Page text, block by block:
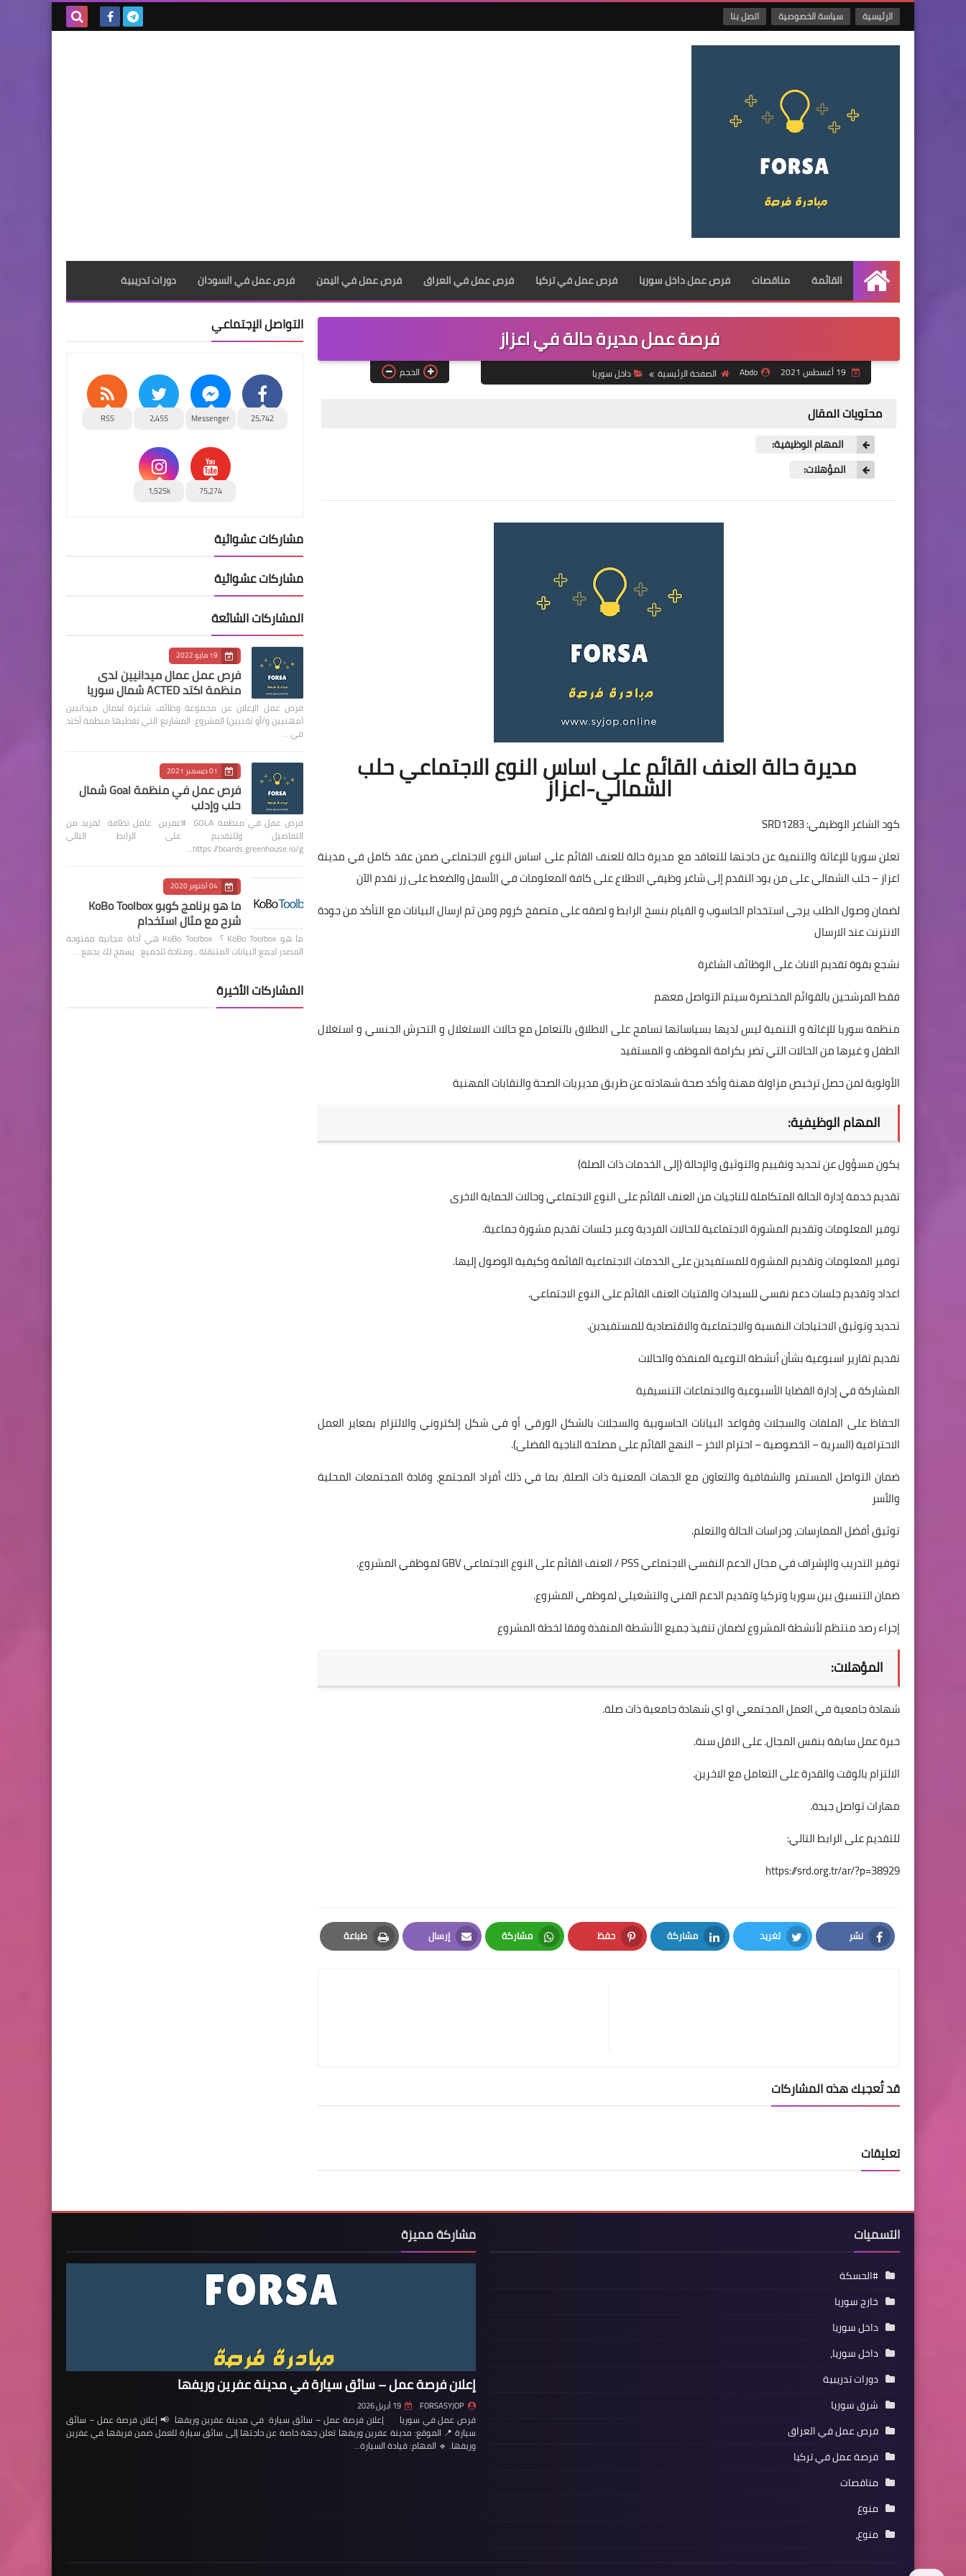
الرئيسية سياسة الخصوصية اتصل بنا
الرئيسية
القائمة مناقصات فرص عمل داخل سوريا فرص عمل في تركيا فرص عمل في العراق فرص عمل في اليمن فرص عمل في السودان دورات تدريبية
فرصة عمل مديرة حالة في اعزاز
Abdo الصفحة الرئيسية داخل سوريا الحجم
محتويات المقال
المهام الوظيفية:
المؤهلات:
مديرة حالة العنف القائم على اساس النوع الاجتماعي حلب
الشمالي-اعزاز
كود الشاغر الوظيفي: SRD1283
تعلن سوريا للإغاثة والتنمية عن حاجتها للتعاقد مع مديرة حالة للعنف القائم على اساس النوع الاجتماعي ضمن عقد كامل في مدينة
اعزاز – حلب الشمالي على من يود التقدم إلى شاغر وظيفي الاطلاع على كافة المعلومات في الأسفل والضغط على زر تقدم الآن
لضمان وصول الطلب يرجى استخدام الحاسوب و القيام بنسخ الرابط و لصقه على متصفح كروم ومن ثم ارسال البيانات مع التأكد من جودة
الانترنت عند الارسال
نشجع بقوة تقديم الاناث على الوظائف الشاغرة
فقط المرشحين بالقوائم المختصرة سيتم التواصل معهم
منظمة سوريا للإغاثة و التنمية ليس لديها بسياساتها تسامح على الاطلاق بالتعامل مع حالات الاستغلال و التحرش الجنسي و استغلال
الطفل و غيرها من الحالات التي تضر بكرامة الموظف و المستفيد
الأولوية لمن حصل ترخيص مزاولة مهنة وأكد صحة شهادته عن طريق مديريات الصحة والنقابات المهنية
المهام الوظيفية:
يكون مسؤول عن تحديد وتقييم والتوثيق والإحالة (إلى الخدمات ذات الصلة)
تقديم خدمة إدارة الحالة المتكاملة للناجيات من العنف القائم على النوع الاجتماعي وحالات الحماية الاخرى
توفير المعلومات وتقديم المشورة الاجتماعية للحالات الفردية وعبر جلسات تقديم مشورة جماعية.
توفير المعلومات وتقديم المشورة للمستفيدين على الخدمات الاجتماعية القائمة وكيفية الوصول إليها.
اعداد وتقديم جلسات دعم نفسي للسيدات والفتيات العنف القائم على النوع الاجتماعي.
تحديد وتوثيق الاحتياجات النفسية والاجتماعية والاقتصادية للمستفيدين.
تقديم تقارير اسبوعية بشأن أنشطة التوعية المنفذة والحالات
المشاركة في إدارة القضايا الأسبوعية والاجتماعات التنسيقية
الحفاظ على الملفات والسجلات وقواعد البيانات الحاسوبية والسجلات بالشكل الورقي أو في شكل إلكتروني والالتزام بمعاير العمل
الاحترافية (السرية – الخصوصية – احترام الاخر – النهج القائم على مصلحة الناجية الفضلى).
ضمان التواصل المستمر والشفافية والتعاون مع الجهات المعنية ذات الصلة، بما في ذلك أفراد المجتمع، وقادة المجتمعات المحلية
والأسر
توثيق أفضل الممارسات، ودراسات الحالة والتعلم.
توفير التدريب والإشراف في مجال الدعم النفسي الاجتماعي PSS / العنف القائم على النوع الاجتماعي GBV لموظفي المشروع.
ضمان التنسيق بين سوريا وتركيا وتقديم الدعم الفني والتشغيلي لموظفي المشروع.
إجراء رصد منتظم لأنشطة المشروع لضمان تنفيذ جميع الأنشطة المنفذة وفقا لخطة المشروع
المؤهلات:
شهادة جامعية في العمل المجتمعي او اي شهادة جامعية ذات صلة.
خبرة عمل سابقة بنفس المجال. على الاقل سنة.
الالتزام بالوقت والقدرة على التعامل مع الاخرين.
مهارات تواصل جيدة.
للتقديم على الرابط التالي:
https://srd.org.tr/ar/?p=38929
نشر
Facebook
تغريد
Twitter
مشاركة
LinkedIn
حفظ
Pinterest
مشاركة
Whatsapp
إرسال
Email
طباعة
Print
قد تُعجبك هذه المشاركات
تعليقات
التواصل الإجتماعي
25,742
Messenger
2,455
RSS
75,274
1,525k
مشاركات عشوائية
مشاركات عشوائية
المشاركات الشائعة
19 مايو 2022
فرص عمل عمال ميدانيين لدى
منظمة اكتد ACTED شمال سوريا
فرص عمل الإعلان عن مجموعة وظائف شاغرة لعمال ميدانيين
(مهنيين و/أو تقنيين) المشروع: المشاريع التي تغطيها منظمة أكتد
في …
01 ديسمبر 2021
فرص عمل في منظمة Goal شمال
حلب وإدلب
فرص عمل في منظمة GOLA #عفرين عامل نظافة لمزيد من
التفاصيل وللتقديم على الرابط التالي
https://boards.greenhouse.io/g…
04 أكتوبر 2020
ما هو برنامج كوبو KoBo Toolbox
شرح مع مثال استخدام
ما هو KoBo Toolbox ؟ KoBo Toolbox هي أداة مجانية مفتوحة
المصدر لجمع البيانات المتنقلة ، ومتاحة للجميع. يسمح لك بجمع …
المشاركات الأخيرة
التسميات
#الحسكة
خارج سوريا
داخل سوريا
داخل سوريا،
دورات تدريبية
شرق سوريا
فرص عمل في العراق
فرصة عمل في تركيا
مناقصات
منوع
منوع،
مشاركة مميزة
إعلان فرصة عمل – سائق سيارة في مدينة عفرين وريفها
FORSASYJOP 19 أبريل 2026
فرص عمل في سوريا إعلان فرصة عمل – سائق سيارة في مدينة عفرين وريفها 📢 إعلان فرصة عمل – سائق
سيارة 📍 الموقع: مدينة عفرين وريفها تعلن جهة خاصة عن حاجتها إلى سائق سيارة للعمل ضمن فريقها في عفرين
وريفها. 🔹 المهام: قيادة السيارة…